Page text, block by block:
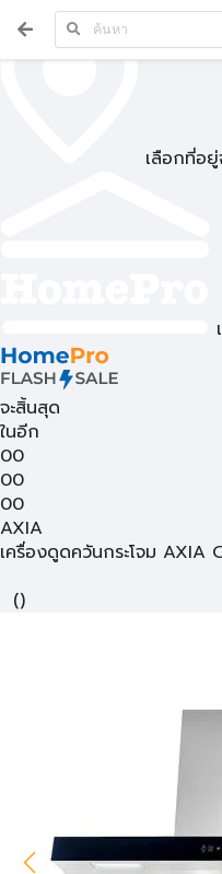
เลือกที่อ
จะสิ้นสุด
ในอีก
00
00
00
AXIA
เครื่องดูดควันกระโจม AXIA
()